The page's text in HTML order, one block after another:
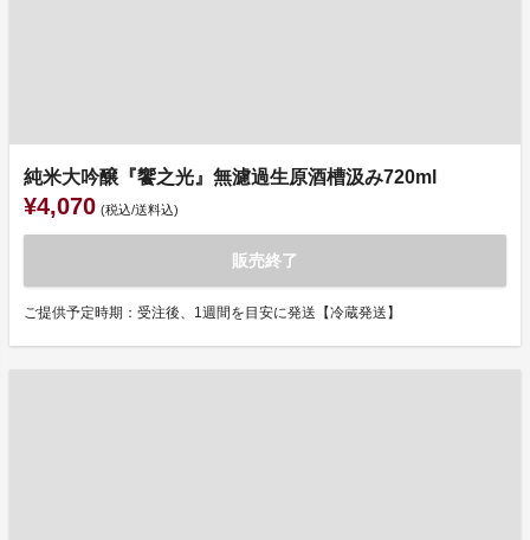
純米大吟醸『饗之光』無濾過生原酒槽汲み720ml
¥4,070 (税込/送料込)
販売終了
ご提供予定時期：受注後、1週間を目安に発送【冷蔵発送】